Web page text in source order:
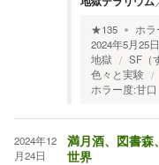
★135 ホラ
2024年5月25
地獄
SF（
色々と実験
ホラー度:甘口
2024年12
月24日
満月酒、図書
世界